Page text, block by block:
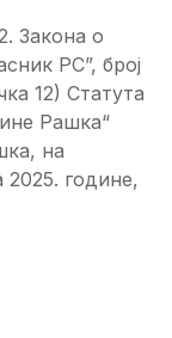
о
РС”, број
12) Статута
Рашка“
на
2025. године,